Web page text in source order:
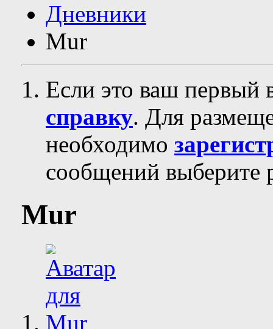
Дневники
Mur
Если это ваш первый
справку. Для
необходимо
сообщений выберите
Mur